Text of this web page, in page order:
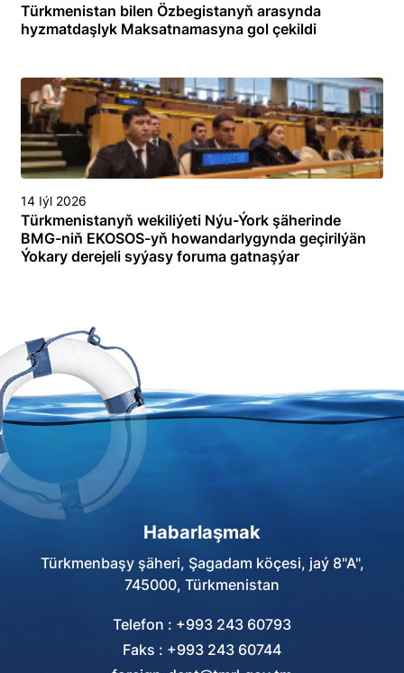
Türkmenistan bilen Özbegistanyň arasynda
hyzmatdaşlyk Maksatnamasyna gol çekildi
14 Iýl 2026
Türkmenistanyň wekiliýeti Nýu-Ýork şäherinde
BMG-niň EKOSOS-yň howandarlygynda geçirilýän
Ýokary derejeli syýasy foruma gatnaşýar
Habarlaşmak
Türkmenbaşy şäheri, Şagadam köçesi, jaý 8"A",
745000, Türkmenistan
Telefon : +993 243 60793
Faks : +993 243 60744